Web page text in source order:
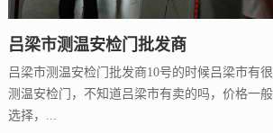
吕梁市测温安检门批发商
吕梁市测温安检门批发商10号的时候吕梁市有
测温安检门，不知道吕梁市有卖的吗，价格一
选择，...